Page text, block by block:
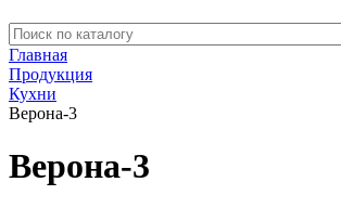
Главная
Продукция
Кухни
Верона-3
Верона-3